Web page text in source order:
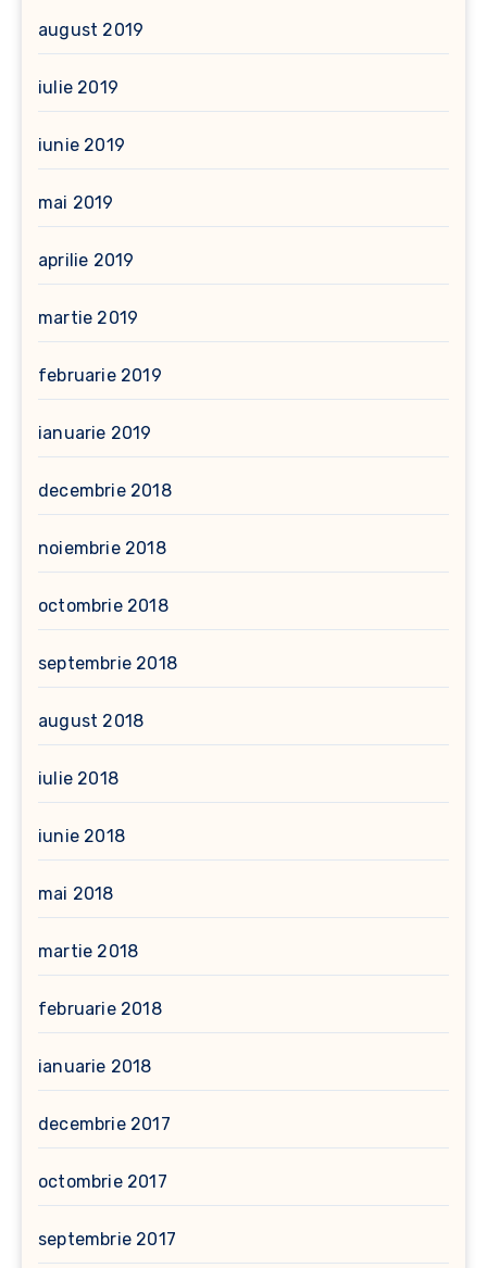
august 2019
iulie 2019
iunie 2019
mai 2019
aprilie 2019
martie 2019
februarie 2019
ianuarie 2019
decembrie 2018
noiembrie 2018
octombrie 2018
septembrie 2018
august 2018
iulie 2018
iunie 2018
mai 2018
martie 2018
februarie 2018
ianuarie 2018
decembrie 2017
octombrie 2017
septembrie 2017